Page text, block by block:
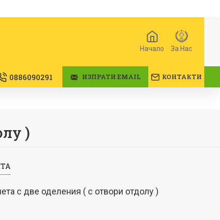
Начало За Нас
0886090291 ИЗПРАТИ EMAIL КОНТАКТИ
)
с две оделения ( с отвори отдолу )